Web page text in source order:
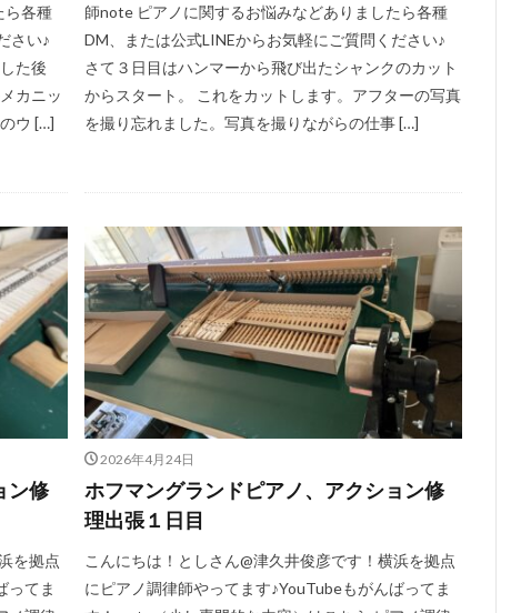
ら各種
さい♪
た後
カニッ
ウ […]
師note ピアノに関するお悩みなどありましたら各種
DM、または公式LINEからお気軽にご質問ください♪
さて３日目はハンマーから飛び出たシャンクのカット
からスタート。 これをカットします。アフターの写真
を撮り忘れました。写真を撮りながらの仕事 […]
ン修
を拠点
ってま
2026年4月24日
ホフマングランドピアノ、アクション修
理出張１日目
こんにちは！としさん@津久井俊彦です！横浜を拠点
にピアノ調律師やってます♪YouTubeもがんばってま